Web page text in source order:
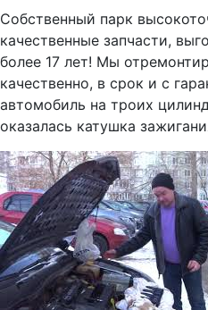
Собственный парк
качественные запчасти,
более 17 лет! Мы
качественно, в срок и с
автомобиль на троих
оказалась катушка